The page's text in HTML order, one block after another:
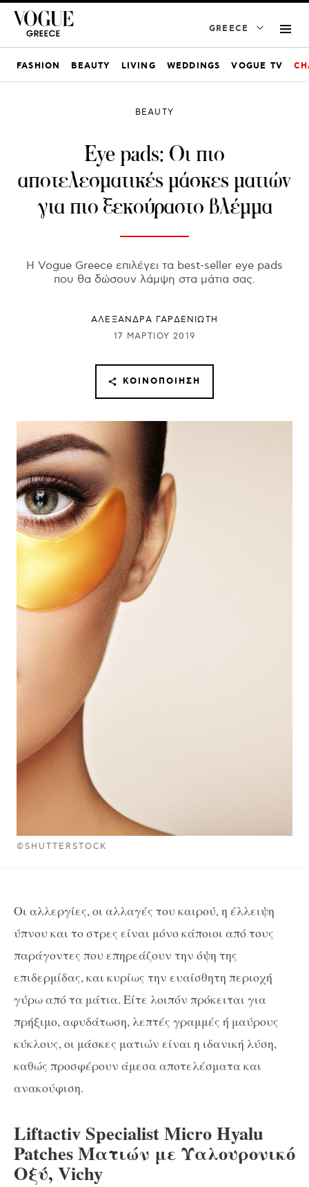
GREECE
FASHION BEAUTY LIVING WEDDINGS VOGUE TV
©SHUTTERSTOCK
BEAUTY
Eye pads: Οι πιο
αποτελεσματικές μάσκες ματιών
για πιο ξεκούραστο βλέμμα
Η Vogue Greece επιλέγει τα best-seller eye pads
που θα δώσουν λάμψη στα μάτια σας.
ΑΛΕΞΑΝΔΡΑ ΓΑΡΔΕΝΙΩΤΗ
17 ΜΑΡΤΊΟΥ 2019
ΚΟΙΝΟΠΟΊΗΣΗ
Οι αλλεργίες, οι αλλαγές του καιρού, η έλλειψη
ύπνου και το στρες είναι μόνο κάποιοι από τους
παράγοντες που επηρεάζουν την όψη της
επιδερμίδας, και κυρίως την ευαίσθητη περιοχή
γύρω από τα μάτια. Είτε λοιπόν πρόκειται για
πρήξιμο, αφυδάτωση, λεπτές γραμμές ή μαύρους
κύκλους, οι μάσκες ματιών είναι η ιδανική λύση,
καθώς προσφέρουν άμεσα αποτελέσματα και
ανακούφιση.
Liftactiv Specialist Micro Hyalu
Patches Ματιών με Υαλουρονικό
Οξύ, Vichy